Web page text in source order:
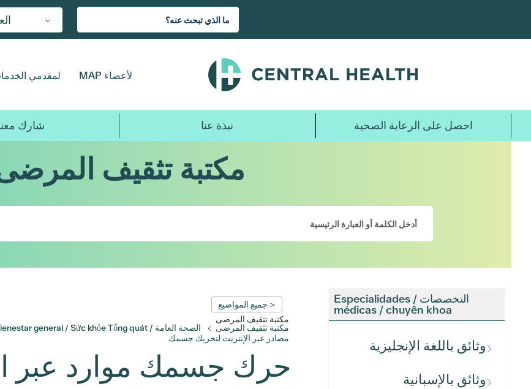
المحتوى
لأعضاء MAP لمقدمي
احصل على الرعاية الصحية نبذة عنا شارك
مكتبة تثقيف
التخصصات / Especialidades
médicas / chuyên khoa
وثائق باللغة الإنجليزية
وثائق بالإسبانية
< جميع المواضيع
مكتبة تثقيف المرضى
مكتبة تثقيف المرضى الصحة العامة / Bienestar general / Sức khỏe Tổng quát
مصادر عبر الإنترنت لتحريك جسمك
حرك جسمك موارد عبر